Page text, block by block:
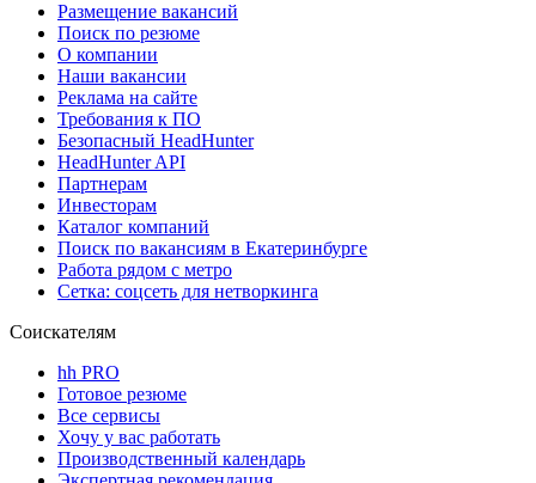
Размещение вакансий
Поиск по резюме
О компании
Наши вакансии
Реклама на сайте
Требования к ПО
Безопасный HeadHunter
HeadHunter API
Партнерам
Инвесторам
Каталог компаний
Поиск по вакансиям в Екатеринбурге
Работа рядом с метро
Сетка: соцсеть для нетворкинга
Соискателям
hh PRO
Готовое резюме
Все сервисы
Хочу у вас работать
Производственный календарь